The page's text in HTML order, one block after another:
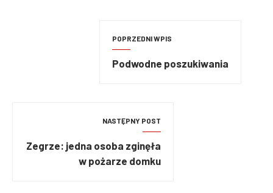
POPRZEDNI WPIS
Podwodne poszukiwania
NASTĘPNY POST
Zegrze: jedna osoba zginęła
w pożarze domku